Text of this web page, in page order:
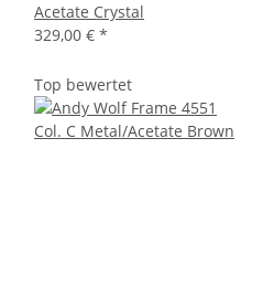
Acetate Crystal
329,00 € *
Top bewertet